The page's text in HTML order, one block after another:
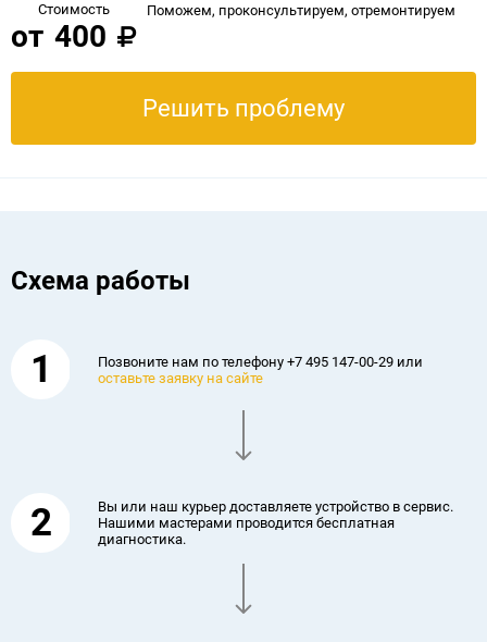
Стоимость
от 400
Решить проблему
Поможем, проконсультируем, отремонтируем
Схема работы
1
Позвоните нам по телефону +7 495 147-00-29 или
оставьте заявку на сайте
2
Вы или наш курьер доставляете устройство в сервис.
Нашими мастерами проводится бесплатная
диагностика.